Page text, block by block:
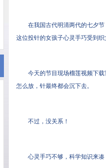
在我国古代明清两代的七夕节
这位投针的女孩子心灵手巧受到织女
今天的节目现场榴莲视频下载
怎么放，针最终都会沉下去。
不过，没关系！
心灵手巧不够，科学知识来凑